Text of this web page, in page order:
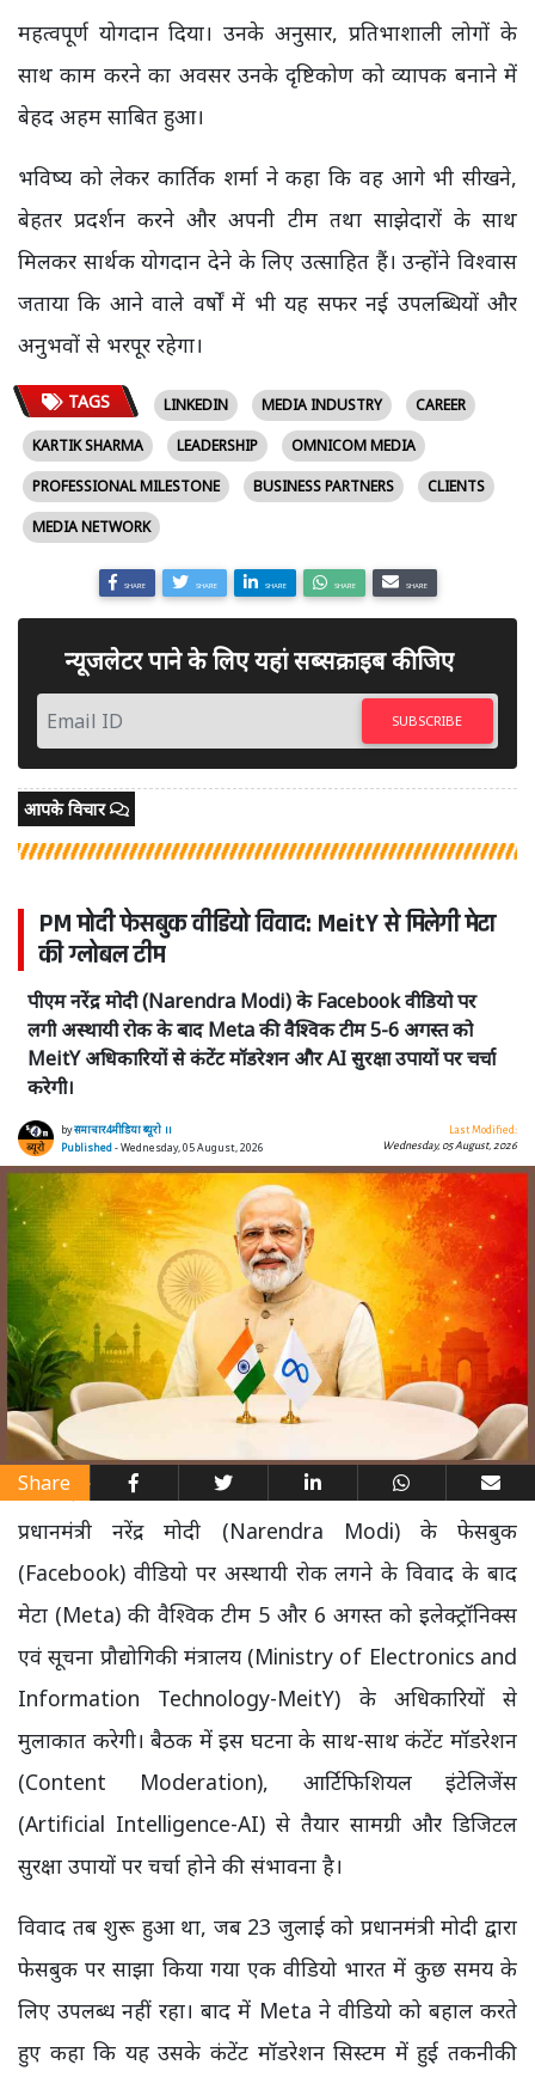
महत्वपूर्ण योगदान दिया। उनके अनुसार, प्रतिभाशाली लोगों के
साथ काम करने का अवसर उनके दृष्टिकोण को व्यापक बनाने में
बेहद अहम साबित हुआ।
भविष्य को लेकर कार्तिक शर्मा ने कहा कि वह आगे भी सीखने,
बेहतर प्रदर्शन करने और अपनी टीम तथा साझेदारों के साथ
मिलकर सार्थक योगदान देने के लिए उत्साहित हैं। उन्होंने विश्वास
जताया कि आने वाले वर्षों में भी यह सफर नई उपलब्धियों और
अनुभवों से भरपूर रहेगा।
TAGS LINKEDIN MEDIA INDUSTRY
CAREER
KARTIK SHARMA
LEADERSHIP
OMNICOM MEDIA
PROFESSIONAL MILESTONE
BUSINESS PARTNERS
CLIENTS
MEDIA NETWORK
SHARE SHARE SHARE SHARE SHARE
न्यूजलेटर पाने के लिए यहां सब्सक्राइब कीजिए
SUBSCRIBE
आपके विचार
PM मोदी फेसबुक वीडियो विवाद: MeitY से मिलेगी मेटा
की ग्लोबल टीम
पीएम नरेंद्र मोदी (Narendra Modi) के Facebook वीडियो पर
लगी अस्थायी रोक के बाद Meta की वैश्विक टीम 5-6 अगस्त को
MeitY अधिकारियों से कंटेंट मॉडरेशन और AI सुरक्षा उपायों पर चर्चा
करेगी।
byसमाचार4मीडिया ब्यूरो ।।
Published - Wednesday, 05 August, 2026
Last Modified:
Wednesday, 05 August, 2026
Share
प्रधानमंत्री नरेंद्र मोदी (Narendra Modi) के फेसबुक
(Facebook) वीडियो पर अस्थायी रोक लगने के विवाद के बाद
मेटा (Meta) की वैश्विक टीम 5 और 6 अगस्त को इलेक्ट्रॉनिक्स
एवं सूचना प्रौद्योगिकी मंत्रालय (Ministry of Electronics and
Information Technology-MeitY) के अधिकारियों से
मुलाकात करेगी। बैठक में इस घटना के साथ-साथ कंटेंट मॉडरेशन
(Content Moderation), आर्टिफिशियल इंटेलिजेंस
(Artificial Intelligence-AI) से तैयार सामग्री और डिजिटल
सुरक्षा उपायों पर चर्चा होने की संभावना है।
विवाद तब शुरू हुआ था, जब 23 जुलाई को प्रधानमंत्री मोदी द्वारा
फेसबुक पर साझा किया गया एक वीडियो भारत में कुछ समय के
लिए उपलब्ध नहीं रहा। बाद में Meta ने वीडियो को बहाल करते
हुए कहा कि यह उसके कंटेंट मॉडरेशन सिस्टम में हुई तकनीकी